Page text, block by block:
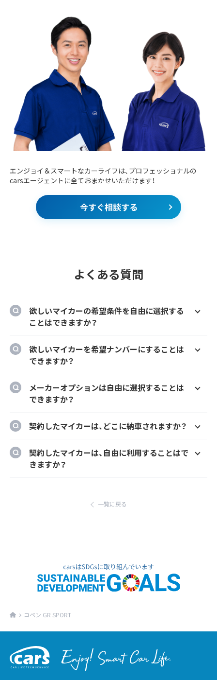
エンジョイ＆スマートなカーライフは、プロフェッショナルの
carsエージェントに全ておまかせいただけます！
今すぐ相談する
よくある質問
欲しいマイカーの希望条件を自由に選択する
ことはできますか？
ー、契約期間、ボーナス払い等を自由に選択す
ることができます。
欲しいマイカーを希望ナンバーにすることは
できますか？
とができます。
メーカーオプションは自由に選択することは
できますか？
様にカーナビ、ドラレコ、ETC、フロアマット等
ます。
契約したマイカーは、どこに納車されますか？
とができます。
ただし、輸入車リース（新車）の場合、納車場所
契約したマイカーは、自由に利用することはで
きますか？
一覧に戻る
コペン GR SPORT